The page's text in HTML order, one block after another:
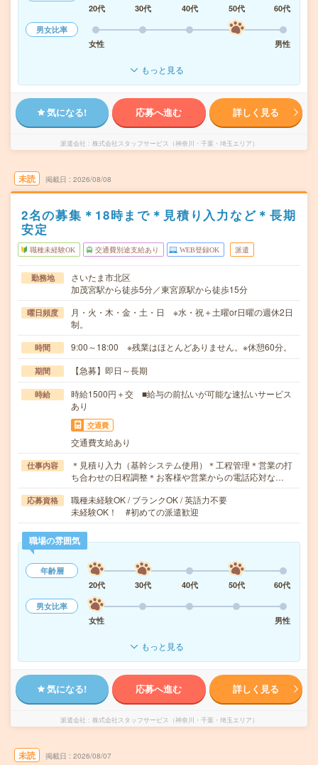
20代
30代 40代 50代
60代
男女比率
女性
男性
もっと見る
気になる! 応募へ進む 詳しく見る
派遣会社 株式会社スタッフサービス（神奈川・千葉・埼玉エリア）
未読 掲載日 2026/08/08
2名の募集＊18時まで＊見積り入力など＊長期
安定
職種未経験OK 交通費別途支給あり WEB登録OK 派遣
勤務地
さいたま市北区
加茂宮駅から徒歩5分／東宮原駅から徒歩15分
曜日頻度
月・火・木・金・土・日 ※水・祝＋土曜or日曜の週休2日
制。
時間 9:00～18:00 ※残業はほとんどありません。※休憩60分。
期間 【急募】即日～長期
時給
時給1500円＋交 ■給与の前払いが可能な速払いサービス
あり
交通費
交通費支給あり
仕事内容
＊見積り入力（基幹システム使用）＊工程管理＊営業の打
ち合わせの日程調整＊お客様や営業からの電話応対な…
応募資格
職種未経験OK / ブランクOK / 英語力不要
未経験OK！ #初めての派遣歓迎
職場の雰囲気
年齢層
20代
30代 40代 50代
60代
男女比率
女性
男性
もっと見る
気になる! 応募へ進む 詳しく見る
派遣会社 株式会社スタッフサービス（神奈川・千葉・埼玉エリア）
未読 掲載日 2026/08/07